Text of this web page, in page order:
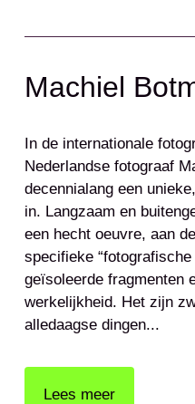
Machiel
In de internationale
Nederlandse fotograaf
decennialang een
in. Langzaam en
een hecht oeuvre, aan
specifieke
geïsoleerde fragmenten
werkelijkheid. Het zijn
alledaagse dingen...
Lees meer